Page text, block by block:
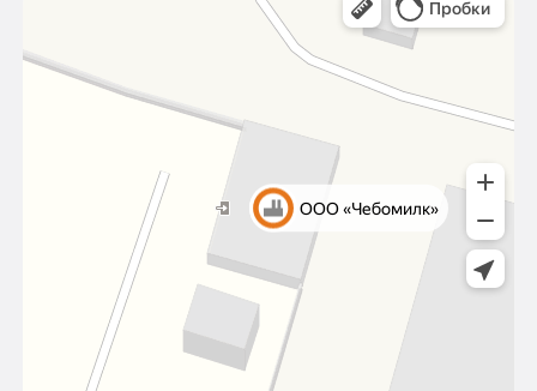
Наши лоты
Новости
Продавцам
Покупателям
Аукцион 2025
Аукцион 2024